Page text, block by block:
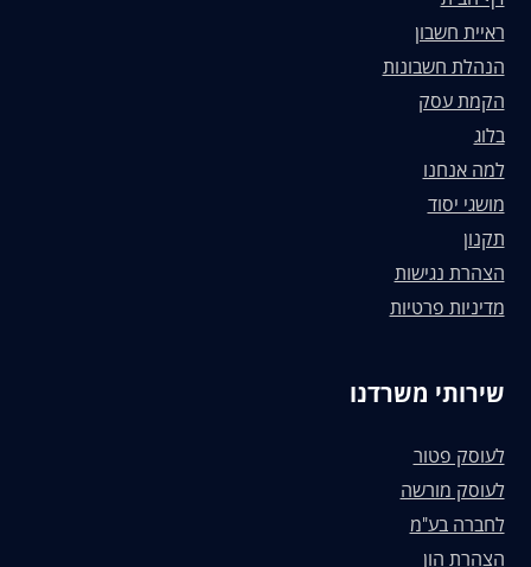
ראיית חשבון
הנהלת חשבונות
הקמת עסק
בלוג
למה אנחנו
מושגי יסוד
תקנון
הצהרת נגישות
מדיניות פרטיות
שירותי משרדנו
לעוסק פטור
לעוסק מורשה
לחברה בע"מ
הצהרת הון